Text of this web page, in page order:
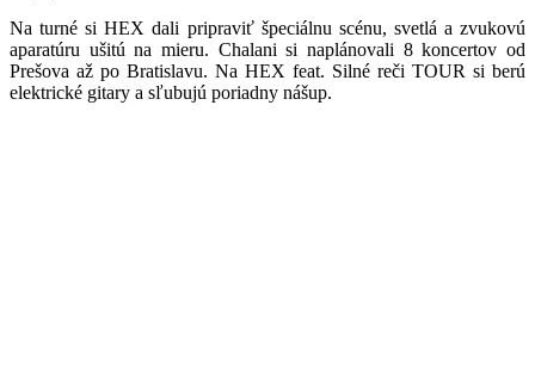
Na turné si HEX dali pripraviť špeciálnu scénu, svetlá a zvukovú
aparatúru ušitú na mieru. Chalani si naplánovali 8 koncertov od
Prešova až po Bratislavu. Na HEX feat. Silné reči TOUR si berú
elektrické gitary a sľubujú poriadny nášup.